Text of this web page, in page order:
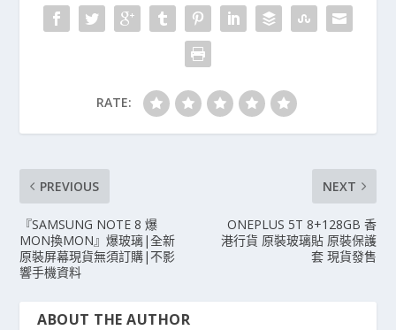
RATE:
PREVIOUS
『SAMSUNG NOTE 8 爆
MON換MON』爆玻璃|全新
原裝屏幕現貨無須訂購|不影
響手機資料
NEXT
ONEPLUS 5T 8+128GB 香
港行貨 原裝玻璃貼 原裝保護
套 現貨發售
ABOUT THE AUTHOR